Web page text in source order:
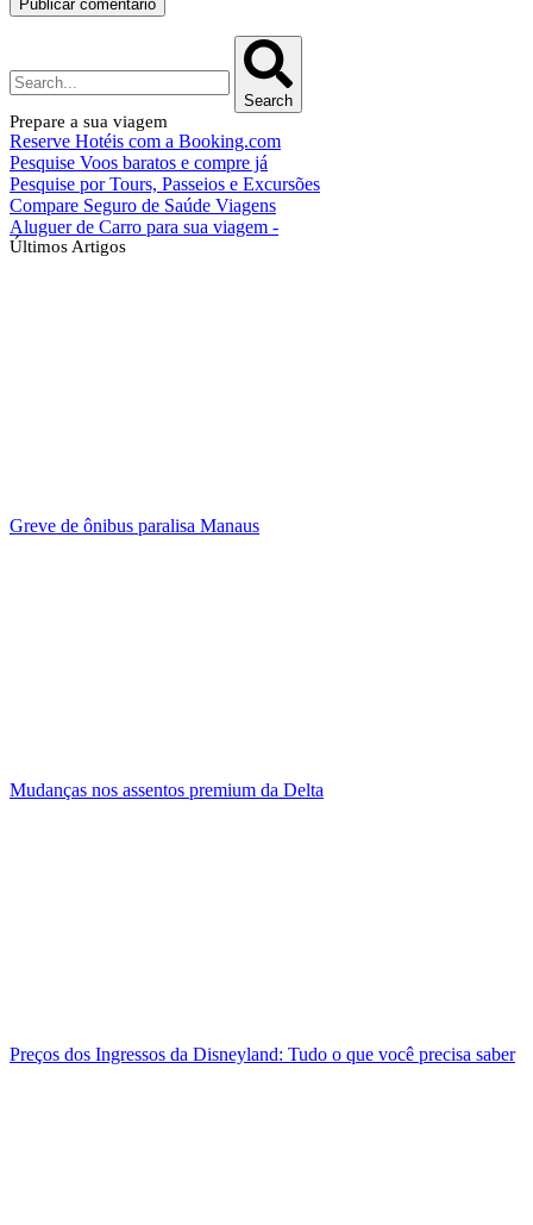
Search
Prepare a sua viagem
Reserve Hotéis com a Booking.com
Pesquise Voos baratos e compre já
Pesquise por Tours, Passeios e Excursões
Compare Seguro de Saúde Viagens
Aluguer de Carro para sua viagem -
Últimos Artigos
Greve de ônibus paralisa Manaus
Mudanças nos assentos premium da Delta
Preços dos Ingressos da Disneyland: Tudo o que você precisa saber